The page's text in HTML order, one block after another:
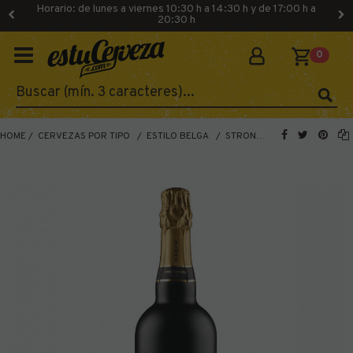
Horario: de lunes a viernes 10:30 h a 14:30 h y de 17:00 h a
20:30 h
0
HOME CERVEZAS POR TIPO ESTILO BELGA STRONG ALE